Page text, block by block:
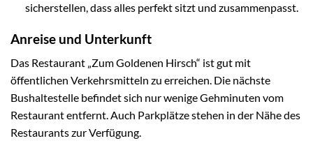
sicherstellen, dass alles perfekt sitzt und zusammenpasst.
Anreise und Unterkunft
Das Restaurant „Zum Goldenen Hirsch“ ist gut mit
öffentlichen Verkehrsmitteln zu erreichen. Die nächste
Bushaltestelle befindet sich nur wenige Gehminuten vom
Restaurant entfernt. Auch Parkplätze stehen in der Nähe des
Restaurants zur Verfügung.